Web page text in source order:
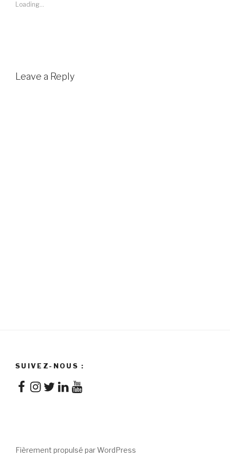
Loading...
Leave a Reply
SUIVEZ-NOUS :
Facebook
Instagram
TwitterLinkedInYouTube
Fièrement propulsé par WordPress